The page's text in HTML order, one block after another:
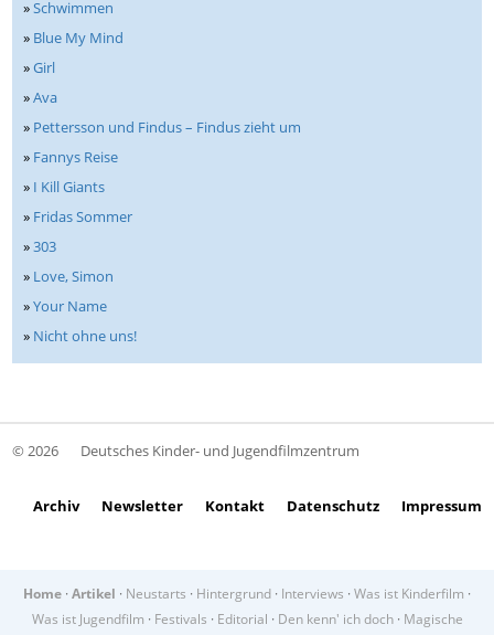
»Schwimmen
» Blue My Mind
»Girl
»Ava
» Pettersson und Findus – Findus zieht um
» Fannys Reise
» I Kill Giants
» Fridas Sommer
»303
» Love, Simon
»Your Name
» Nicht ohne uns!
© 2026 Deutsches Kinder- und Jugendfilmzentrum
Archiv Newsletter Kontakt Datenschutz Impressum
Home · Artikel · Neustarts · Hintergrund · Interviews · Was ist Kinderfilm ·
Was ist Jugendfilm · Festivals · Editorial · Den kenn' ich doch· Magische